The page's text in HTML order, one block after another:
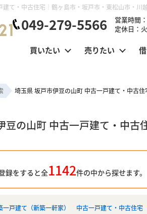
049-279-5566
営業時間
定休日：
買いたい 売りたい
埼玉県 坂戸市伊豆の山町 中古一戸建て・中古
豆の山町 中古一戸建て・中古
録をすると全1142件の中から探せます。
一戸建て（新築一軒家） 中古一戸建て・中古住宅